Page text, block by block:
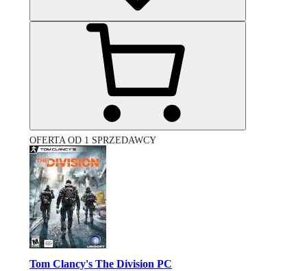
OFERTA OD 1 SPRZEDAWCY
Tom Clancy's The Division PC